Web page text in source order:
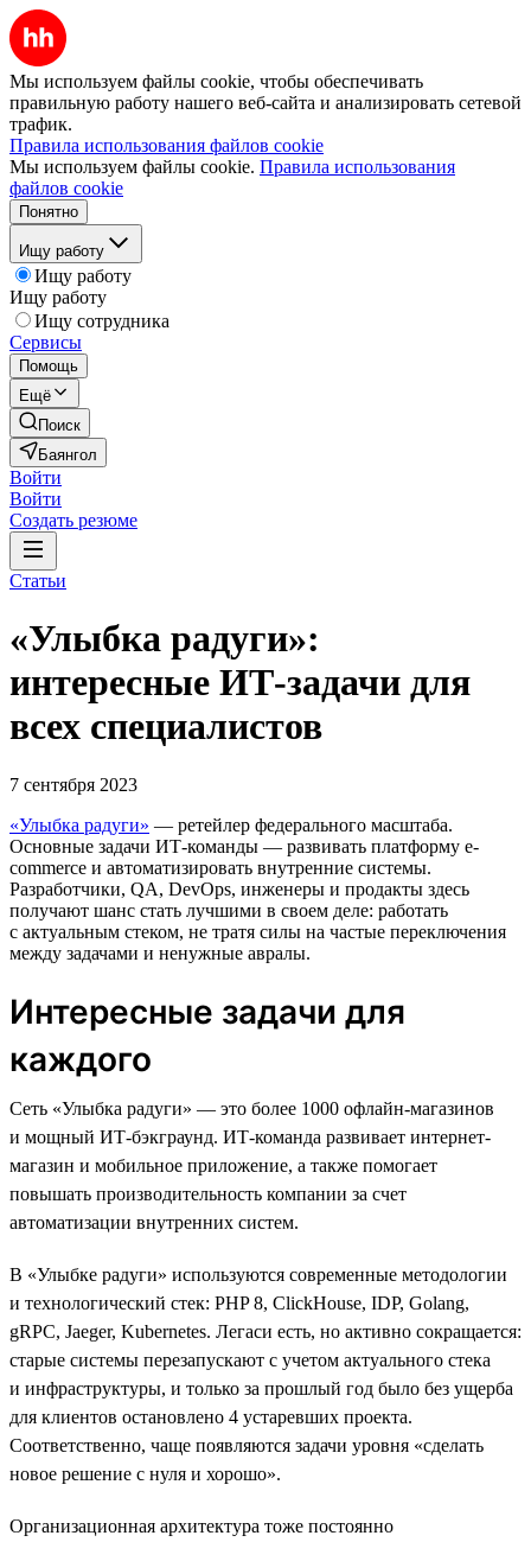
Мы используем файлы cookie, чтобы обеспечивать
правильную работу нашего веб-сайта и анализировать сетевой
трафик.
Правила использования файлов cookie
Мы используем файлы cookie. Правила использования
файлов cookie
Понятно
Ищу работу
Ищу работу
Ищу работу
Ищу сотрудника
Сервисы
Помощь
Ещё
Поиск
Баянгол
Войти
Войти
Создать резюме
Статьи
«Улыбка радуги»:
интересные ИТ-задачи для
всех специалистов
7 сентября 2023
«Улыбка радуги» — ретейлер федерального масштаба.
Основные задачи ИТ-команды — развивать платформу e-
commerce и автоматизировать внутренние системы.
Разработчики, QA, DevOps, инженеры и продакты здесь
получают шанс стать лучшими в своем деле: работать
с актуальным стеком, не тратя силы на частые переключения
между задачами и ненужные авралы.
Интересные задачи для
каждого
Сеть «Улыбка радуги» — это более 1000 офлайн-магазинов
и мощный ИТ-бэкграунд. ИТ-команда развивает интернет-
магазин и мобильное приложение, а также помогает
повышать производительность компании за счет
автоматизации внутренних систем.
В «Улыбке радуги» используются современные методологии
и технологический стек: PHP 8, ClickHouse, IDP, Golang,
gRPC, Jaeger, Kubernetes. Легаси есть, но активно сокращается:
старые системы перезапускают с учетом актуального стека
и инфраструктуры, и только за прошлый год было без ущерба
для клиентов остановлено 4 устаревших проекта.
Соответственно, чаще появляются задачи уровня «сделать
новое решение с нуля и хорошо».
Организационная архитектура тоже постоянно